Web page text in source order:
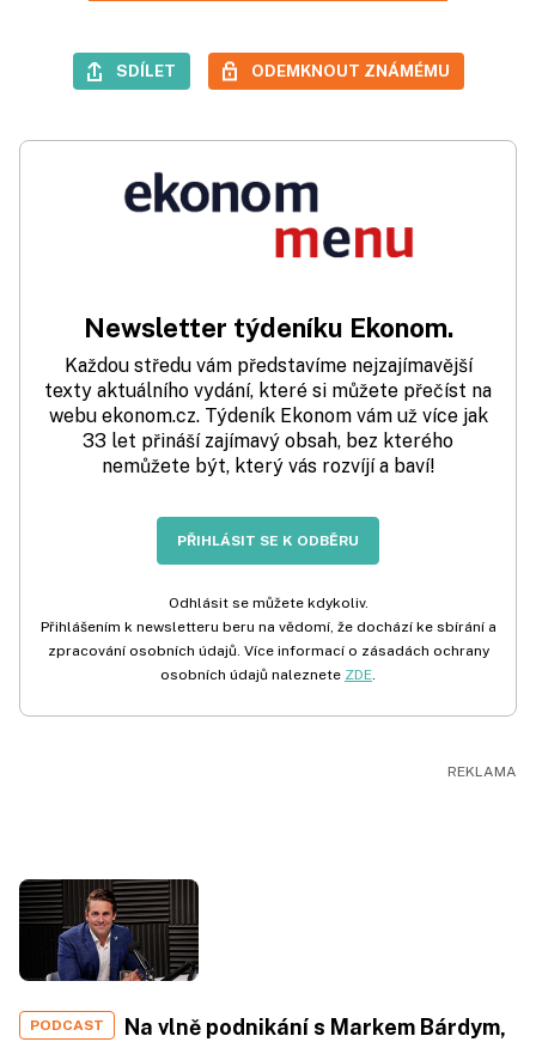
SDÍLET ODEMKNOUT ZNÁMÉMU
Newsletter týdeníku Ekonom.
Každou středu vám představíme nejzajímavější
texty aktuálního vydání, které si můžete přečíst na
webu ekonom.cz. Týdeník Ekonom vám už více jak
33 let přináší zajímavý obsah, bez kterého
nemůžete být, který vás rozvíjí a baví!
PŘIHLÁSIT SE K ODBĚRU
Odhlásit se můžete kdykoliv.
Přihlášením k newsletteru beru na vědomí, že dochází ke sbírání a
zpracování osobních údajů. Více informací o zásadách ochrany
osobních údajů naleznete ZDE.
PODCAST
Na vlně podnikání s Markem Bárdym,